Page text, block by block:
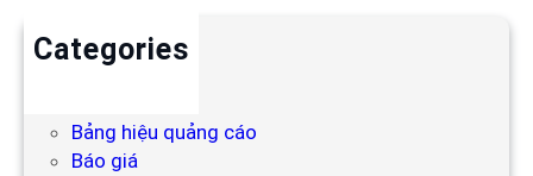
Categories
Bảng hiệu quảng cáo
Báo giá